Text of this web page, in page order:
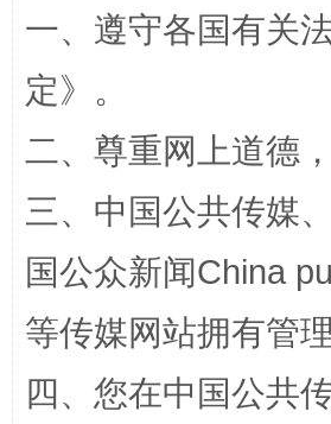
扯下公款旅游的“隐身衣”
“蜀中异人”王建安的艺术幻境
一、遵守各国有关
定》。
二、尊重网上道德
三、中国公共传媒
国公众新闻China
等传媒网站拥有管
四、您在中国公共